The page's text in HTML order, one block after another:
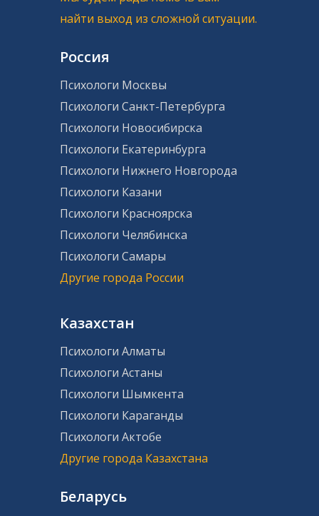
найти выход из сложной ситуации.
Россия
Психологи Москвы
Психологи Санкт-Петербурга
Психологи Новосибирска
Психологи Екатеринбурга
Психологи Нижнего Новгорода
Психологи Казани
Психологи Красноярска
Психологи Челябинска
Психологи Самары
Другие города России
Казахстан
Психологи Алматы
Психологи Астаны
Психологи Шымкента
Психологи Караганды
Психологи Актобе
Другие города Казахстана
Беларусь